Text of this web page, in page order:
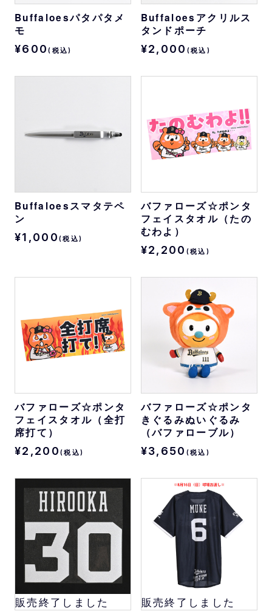
Buffaloesパタパタメ
モ
¥600(税込)
Buffaloesアクリルス
タンドポーチ
¥2,000 (税込)
Buffaloesスマタテペ
ン
¥1,000 (税込)
バファローズ☆ポンタ
フェイスタオル（たの
むわよ）
¥2,200 (税込)
バファローズ☆ポンタ
フェイスタオル（全打
席打て）
¥2,200 (税込)
バファローズ☆ポンタ
きぐるみぬいぐるみ
（バファローブル）
¥3,650 (税込)
販売終了しました 販売終了しました